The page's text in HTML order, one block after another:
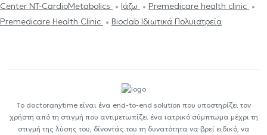
Center NT-CardioMetabolics
Ιάζω
Premedicare health clinic
Premedicare Health Clinic
Bioclab Ιδιωτικά Πολυιατρεία
Το doctoranytime είναι ένα end-to-end solution που υποστηρίζει τον
χρήστη από τη στιγμή που αντιμετωπίζει ένα ιατρικό σύμπτωμα μέχρι τη
στιγμή της λύσης του, δίνοντάς του τη δυνατότητα να βρεί ειδικό, να